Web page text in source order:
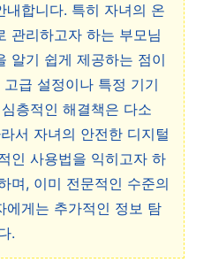
내합니다. 특히 자녀의 온
관리하고자 하는 부모님
알기 쉽게 제공하는 점이
급 설정이나 특정 기기
층적인 해결책은 다소
서 자녀의 안전한 디지털
인 사용법을 익히고자 하
며, 이미 전문적인 수준의
에게는 추가적인 정보 탐
.